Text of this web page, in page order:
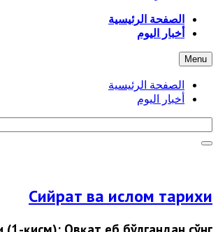
الصفحة الرئيسية
أخبار اليوم
Menu
الصفحة الرئيسية
أخبار اليوم
Сийрат ва ислом тарихи